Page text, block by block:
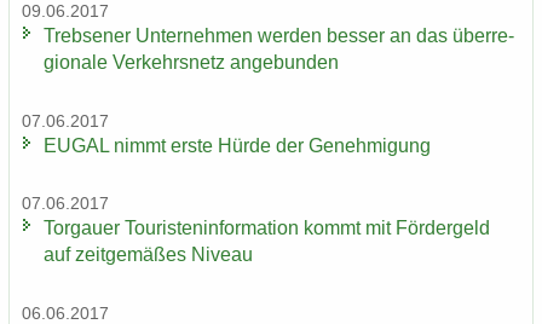
09.06.2017
Trebse­ner Un­ter­neh­men wer­den bes­ser an das über­re­
gio­na­le Ver­kehrs­netz an­ge­bun­den
07.06.2017
EUGAL nimmt erste Hürde der Ge­neh­mi­gung
07.06.2017
Tor­gau­er Tou­ris­ten­in­for­ma­ti­on kommt mit För­der­geld
auf zeit­ge­mä­ßes Ni­veau
06.06.2017